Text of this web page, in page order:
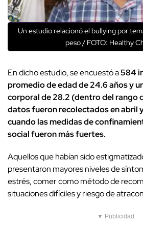
Un estudio relacionó el bullying por
peso / FOTO: Healthy
En dicho estudio, se encuestó a584
promedio de edad de 24.6 años y
corporal de 28.2 (dentro del rango
datos fueron recolectados en abril
cuando las medidas de
social fueron más fuertes.
Aquellos que habían sido
presentaron mayores niveles de
estrés, comer como método de
situaciones difíciles y riesgo de
▼ Publicidad